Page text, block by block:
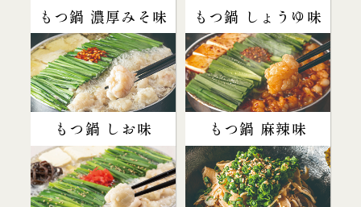
もつ鍋 濃厚みそ味 もつ鍋 しょうゆ味
もつ鍋 しお味 もつ鍋 麻辣味